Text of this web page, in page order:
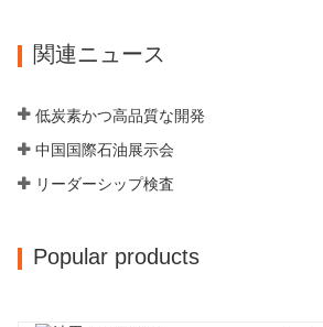
ーは、同じ業界で
50,000平方メート
25,000平方メー
260 名、エンジニ
関連ニュース
低炭素かつ高品質な開発
中国国際石油展示会
リーダーシップ検査
Popular products